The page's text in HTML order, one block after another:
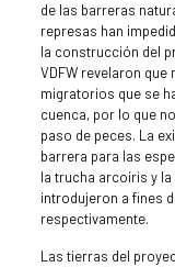
de las barreras
represas han
la construcción del
VDFW revelaron
migratorios que se
cuenca, por lo que
paso de peces. La
barrera para las
la trucha arcoíris y
introdujeron a fines
respectivamente.
Las tierras del